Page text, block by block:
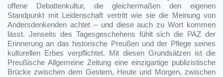
offene Debattenkultur, die gleichermaßen den eigenen
Standpunkt mit Leidenschaft vertritt wie sie die Meinung von
Andersdenkenden achtet – und diese auch zu Wort kommen
lässt. Jenseits des Tagesgeschehens fühlt sich die PAZ der
Erinnerung an das historische Preußen und der Pflege seines
kulturellen Erbes verpflichtet. Mit diesen Grundsätzen ist die
Preußische Allgemeine Zeitung eine einzigartige publizistische
Brücke zwischen dem Gestern, Heute und Morgen, zwischen